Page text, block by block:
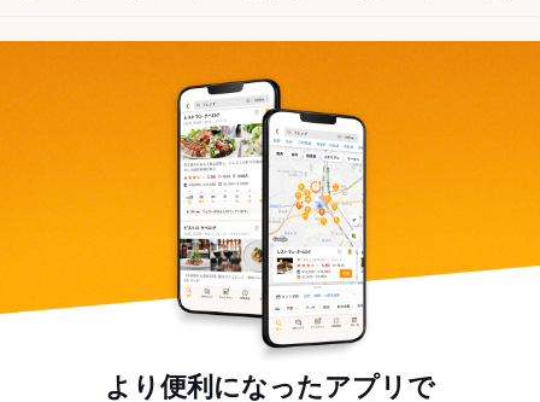
より便利になったアプリで